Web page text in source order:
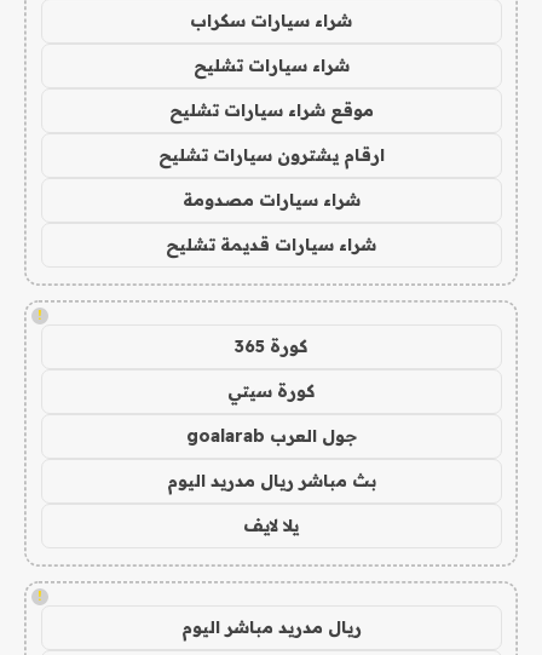
شراء سيارات سكراب
شراء سيارات تشليح
موقع شراء سيارات تشليح
ارقام يشترون سيارات تشليح
شراء سيارات مصدومة
شراء سيارات قديمة تشليح
!
كورة 365
كورة سيتي
جول العرب goalarab
بث مباشر ريال مدريد اليوم
يلا لايف
!
ريال مدريد مباشر اليوم